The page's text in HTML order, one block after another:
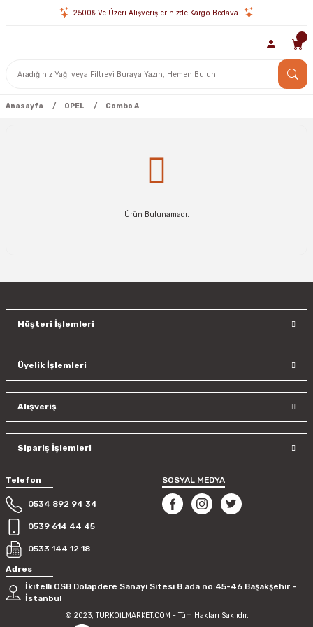
2500₺ Ve Üzeri Alışverişlerinizde Kargo Bedava.
Anasayfa OPEL Combo A
Ürün Bulunamadı.
Müşteri İşlemleri
Üyelik İşlemleri
Alışveriş
Sipariş İşlemleri
Telefon
0534 892 94 34
0539 614 44 45
0533 144 12 18
SOSYAL MEDYA
Adres
İkitelli OSB Dolapdere Sanayi Sitesi 8.ada no:45-46 Başakşehir -
İstanbul
© 2023, TURKOİLMARKET.COM - Tüm Hakları Saklıdır.